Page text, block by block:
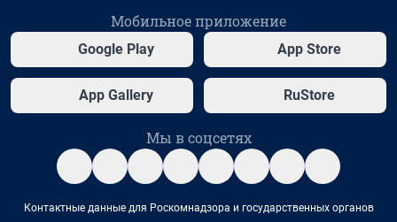
Мобильное приложение
Google Play App Store
App Gallery RuStore
Мы в соцсетях
Контактные данные для Роскомнадзора и государственных органов